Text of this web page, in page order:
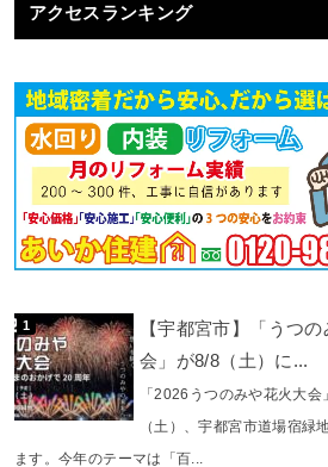
アクセスランキング
【宇都宮市】「うつ
会」が8/8（土）に...
「2026うつのみや花火大会
（土）、宇都宮市道場宿緑
ます。今年のテーマは「百...